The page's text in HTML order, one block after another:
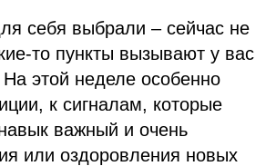
себя выбрали – сейчас не
то пункты вызывают у вас
этой неделе особенно
к сигналам, которые
важный и очень
или оздоровления новых